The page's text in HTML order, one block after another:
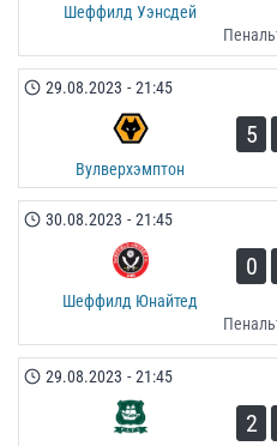
Шеффилд Уэнсдей
29.08.2023 - 21:45
Вулверхэмптон
5
30.08.2023 - 21:45
Шеффилд Юнайтед
0
29.08.2023 - 21:45
2